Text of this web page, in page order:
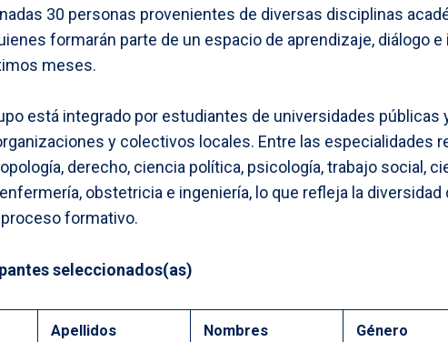
30 personas provenientes de diversas disciplinas
formarán parte de un espacio de aprendizaje, diálogo
meses.
está integrado por estudiantes de universidades públicas
y colectivos locales. Entre las especialidades
derecho, ciencia política, psicología, trabajo social,
obstetricia e ingeniería, lo que refleja la
formativo.
seleccionados(as)
Apellidos Nombres Género